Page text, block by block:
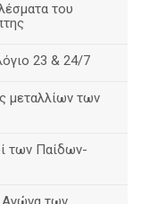
του
23 & 24/7
μεταλλίων των
των Παίδων-